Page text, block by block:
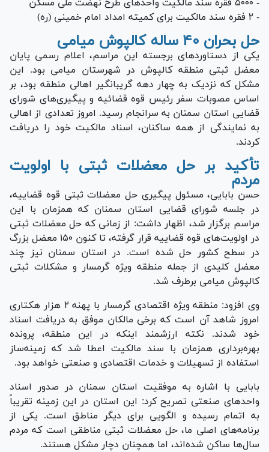
- ۵۰۰۰ فقره سند مالکیت واحد‌های طرح نهضت ملی مسکن
- ۲ فقره سند مالکیت برای کمیته امداد امام خمینی (ره)
حل بحران ۴۰ ساله کالپوش میامی
یکی از دستاورد‌های برجسته این مراسم، اعلام رسمی پایان
معضل ثبتی منطقه کالپوش در شهرستان میامی بود. این
مشکل که نزدیک به چهار دهه گریبانگیر اهالی منطقه بود، بر
اساس مصوبات سفر رئیس قوه قضائیه و پیگیری‌های شورای
قضایی استان سمنان به سرانجام رسید. امروز تعدادی از اهالی
به نمایندگی از همه ساکنان، اسناد مالکیت خود را دریافت
کردند.
تأکید بر حل معضلات ثبتی با اولویت
مردم
حسن بابایی، مسئول پیگیری حل معضلات ثبتی قوه قضاییه،
در جلسه شورای قضایی استان سمنان که همزمان با این
مراسم برگزار شد، اظهار داشت: از زمانی که حل معضلات ثبتی
در اولویت‌های قوه قضاییه قرار گرفته، تا کنون ۱۵۰ معضل بزرگ
در سطح کشور حل شده است. در استان سمنان نیز چند
معضل کلیدی از جمله منطقه ویژه گرمسار و مشکلات ثبتی
کالپوش میامی برطرف شد.
وی افزود: منطقه ویژه اقتصادی گرمسار با پهنه ۲ هزار هکتاری
امروز شاهد آن است که برخی مالکان موفق به دریافت اسناد
خود شدند. نکته ارزشمند اینکه در این منطقه، پرونده
بهره‌برداری همزمان با سند مالکیت اعطا شد که زمینه‌ساز
استفاده از تسهیلات و خدمات اقتصادی و صنعتی خواهد بود.
بابایی با اشاره به موفقیت استان سمنان در صدور اسناد
واحد‌های صنعتی تصریح کرد: این استان در این زمینه تقریباً
به اتمام رسیده و الگویی برای دیگر مناطق است. یکی از
برنامه‌های اصلی ما، حل معضلات ثبتی مناطقی است که مردم
سال‌ها ساکن شده‌اند، اما همچنان دچار مشکل هستند.